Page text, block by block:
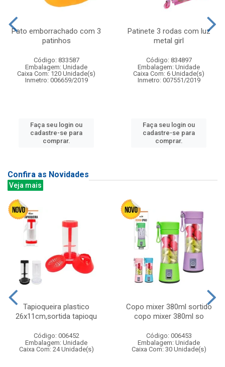
Pato emborrachado com 3
patinhos
Código: 833587
Embalagem: Unidade
Caixa Com: 120 Unidade(s)
Inmetro: 006659/2019
Faça seu login ou
cadastre-se para
comprar.
Patinete 3 rodas com luz
metal girl
Código: 834897
Embalagem: Unidade
Caixa Com: 6 Unidade(s)
Inmetro: 007551/2019
Faça seu login ou
cadastre-se para
comprar.
Confira as Novidades
Veja mais
Tapioqueira plastico
26x11cm,sortida tapioqu
Código: 006452
Embalagem: Unidade
Caixa Com: 24 Unidade(s)
Copo mixer 380ml sortido
copo mixer 380ml so
Código: 006453
Embalagem: Unidade
Caixa Com: 30 Unidade(s)